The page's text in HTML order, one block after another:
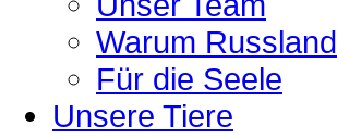
Warum Russland
Für die Seele
Unsere Tiere